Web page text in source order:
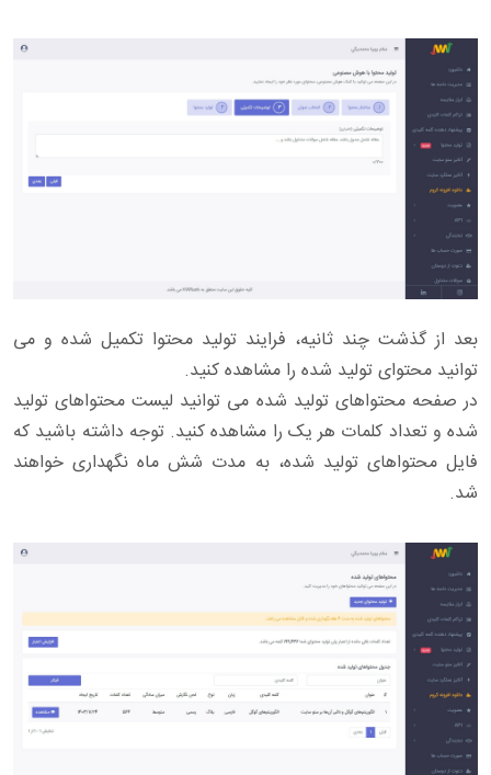
بعد از گذشت چند ثانیه، فرایند تولید محتوا تکمیل شده و می
توانید محتوای تولید شده را مشاهده کنید.
در صفحه محتواهای تولید شده می توانید لیست محتواهای تولید
شده و تعداد کلمات هر یک را مشاهده کنید. توجه داشته باشید که
فایل محتواهای تولید شده، به مدت شش ماه نگهداری خواهند
شد.